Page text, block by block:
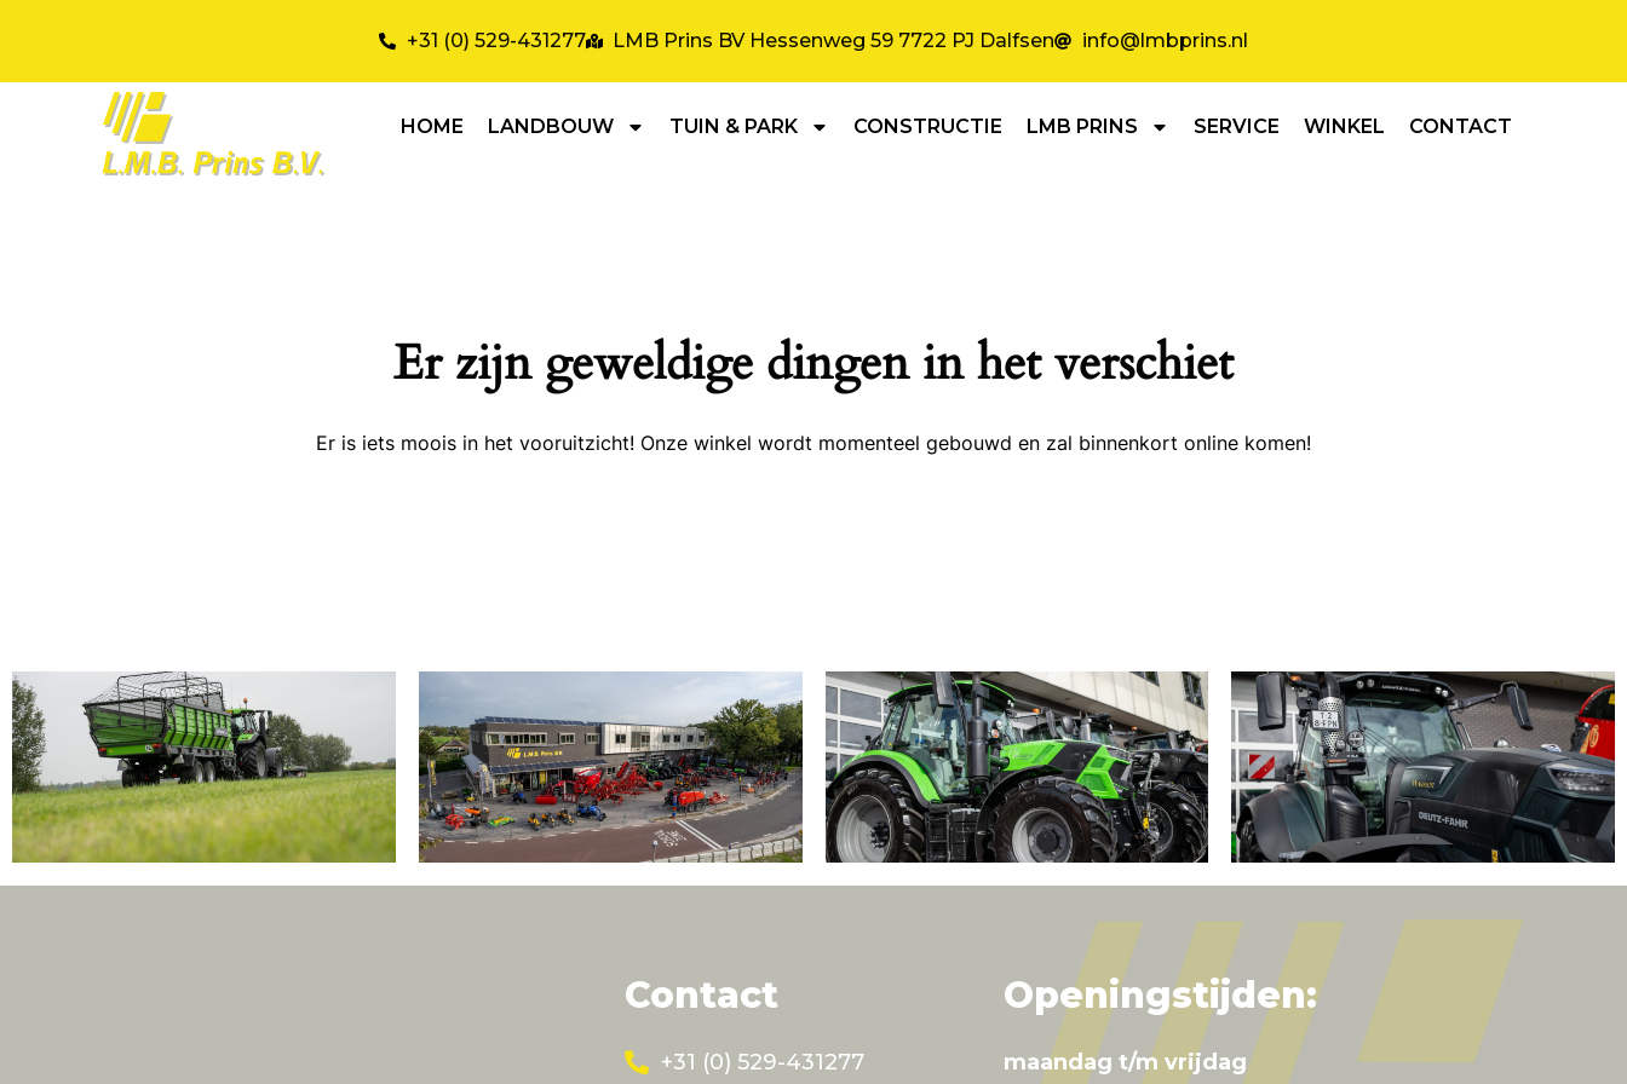
+31 (0) 529-431277 LMB Prins BV Hessenweg 59 7722 PJ Dalfsen info@lmbprins.nl
HOME LANDBOUW TUIN & PARK CONSTRUCTIE LMB PRINS SERVICE WINKEL CONTACT
Er zijn geweldige dingen in het verschiet
Er is iets moois in het vooruitzicht! Onze winkel wordt momenteel gebouwd en zal binnenkort online komen!
Contact
+31 (0) 529-431277
Openingstijden:
maandag t/m vrijdag